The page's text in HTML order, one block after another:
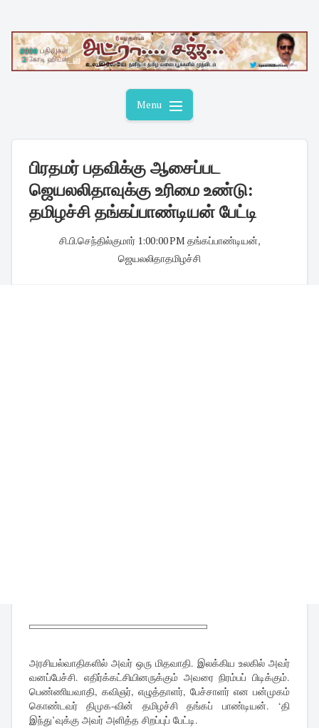
content
Menu
பிரதமர் பதவிக்கு ஆசைப்பட
ஜெயலலிதாவுக்கு உரிமை உண்டு :
தமிழச்சி தங்கப்பாண்டியன் பேட்டி
சி.பி.செந்தில்குமார்· 1:00:00 PM தங்கப்பாண்டியன்,
ஜெயலலிதாதமிழச்சி
அரசியல்வாதிகளில் அவர் ஒரு மிதவாதி. இலக்கிய உலகில் அவர்
வனப்பேச்சி. எதிர்க்கட்சியினருக்கும் அவரை நிரம்பப் பிடிக்கும்.
பெண்ணியவாதி, கவிஞர், எழுத்தாளர், பேச்சாளர் என பன்முகம்
கொண்டவர் திமுக-வின் தமிழச்சி தங்கப் பாண்டியன். ‘தி
இந்து’வுக்கு அவர் அளித்த சிறப்புப் பேட்டி.